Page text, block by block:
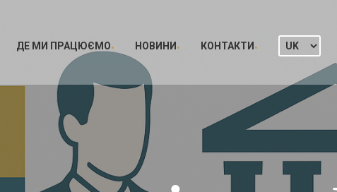
ДЕ МИ ПРАЦЮЄМО НОВИНИ КОНТАКТИ